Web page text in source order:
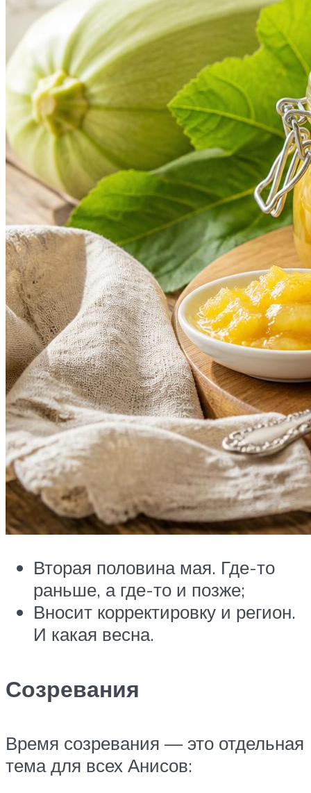
Вторая половина мая. Где-то
раньше, а где-то и позже;
Вносит корректировку и регион.
И какая весна.
Созревания
Время созревания — это отдельная
тема для всех Анисов: